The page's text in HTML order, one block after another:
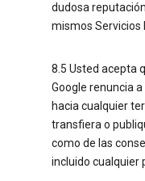
dudosa
mismos Servicios
8.5 Usted acepta
Google renuncia
hacia cualquier
transfiera o
como de las
incluido cualquier